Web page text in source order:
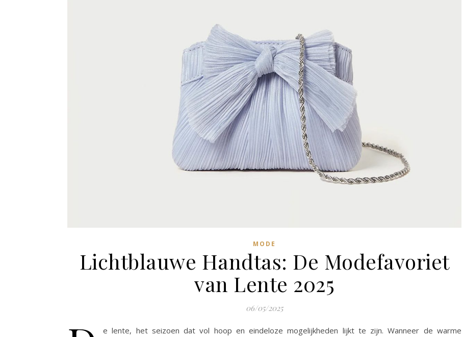
MODE
Lichtblauwe Handtas: De Modefavoriet
van Lente 2025
06/05/2025
e lente, het seizoen dat vol hoop en eindeloze mogelijkheden lijkt te zijn. Wanneer de warme